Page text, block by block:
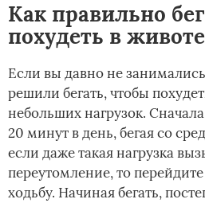
Как правильно
похудеть в
Если вы давно не
решили бегать, чтобы
небольших нагрузок.
20 минут в день, бегая со
если даже такая нагрузка
переутомление, то
ходьбу. Начиная бегать,